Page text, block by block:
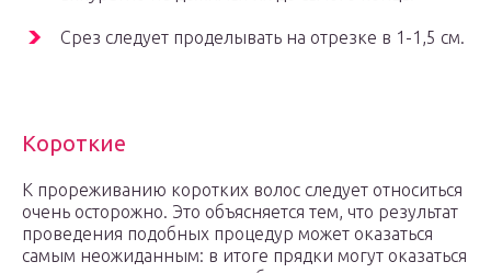
Срез следует проделывать на отрезке в 1-1,5 см.
Короткие
К прореживанию коротких волос следует относиться
очень осторожно. Это объясняется тем, что результат
проведения подобных процедур может оказаться
самым неожиданным: в итоге прядки могут оказаться